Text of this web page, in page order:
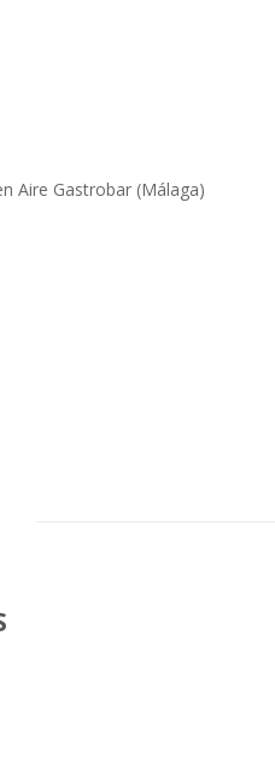
Aire Gastrobar (Málaga)